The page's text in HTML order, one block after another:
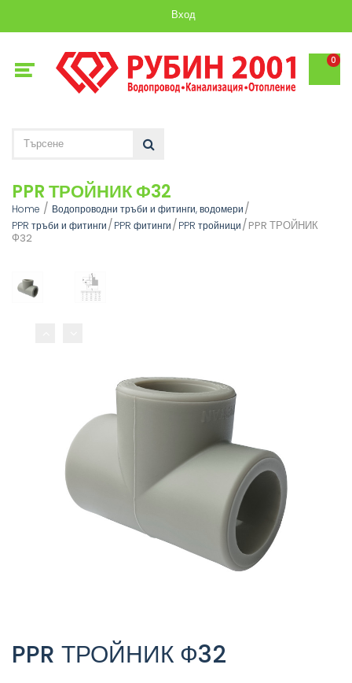
Вход
0
PPR ТРОЙНИК Ф32
Home
Водопроводни тръби и фитинги, водомери
PPR тръби и фитинги
PPR фитинги PPR тройници
PPR ТРОЙНИК
Ф32
PPR ТРОЙНИК Ф32